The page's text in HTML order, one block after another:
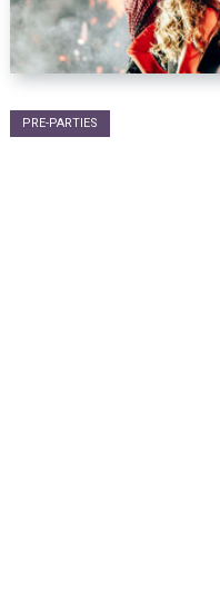
PRE-PARTIES